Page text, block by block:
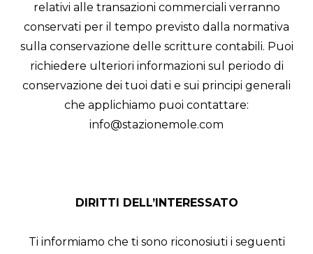
relativi alle transazioni commerciali verranno
conservati per il tempo previsto dalla normativa
sulla conservazione delle scritture contabili. Puoi
richiedere ulteriori informazioni sul periodo di
conservazione dei tuoi dati e sui principi generali
che applichiamo puoi contattare:
info@stazionemole.com
DIRITTI DELL’INTERESSATO
Ti informiamo che ti sono riconosiuti i seguenti